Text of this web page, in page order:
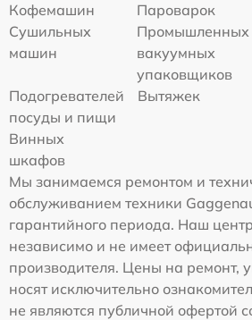
Кофемашин
Пароварок
Сушильных
машин
Промышленных
вакуумных
упаковщиков
Подогревателей
посуды и пищи
Вытяжек
Винных
шкафов
Мы занимаемся ремонтом и
обслуживанием техники
гарантийного периода. Наш
независимо и не имеет
производителя. Цены на ремонт,
носят исключительно
не являются публичной офертой